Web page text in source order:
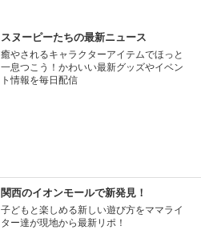
スヌーピーたちの最新ニュース
癒やされるキャラクターアイテムでほっと
一息つこう！かわいい最新グッズやイベン
ト情報を毎日配信
関西のイオンモールで新発見！
子どもと楽しめる新しい遊び方をママライ
ター達が現地から最新リポ！